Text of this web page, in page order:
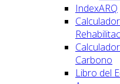
IndexARQ
Carbono
Libro del